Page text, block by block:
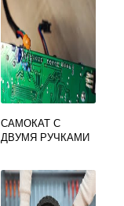
САМОКАТ С
ДВУМЯ РУЧКАМИ